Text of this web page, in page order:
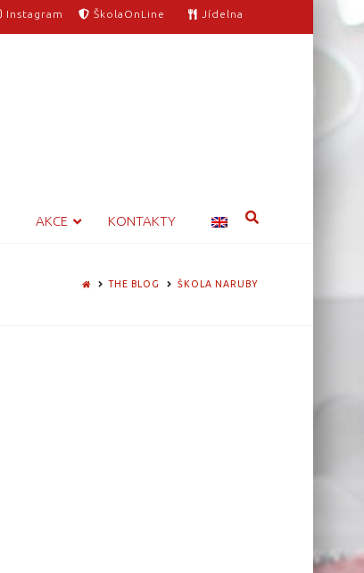
Instagram ŠkolaOnLine Jídelna
AKCE KONTAKTY
HOMETHE BLOG ŠKOLA NARUBY